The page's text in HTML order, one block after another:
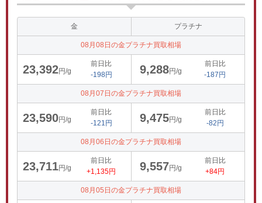
金 プラチナ
08月08日の金プラチナ買取相場
23,392円/g
前日比
-198円
9,288円/g
前日比
-187円
08月07日の金プラチナ買取相場
23,590円/g
前日比
-121円
9,475円/g
前日比
-82円
08月06日の金プラチナ買取相場
23,711円/g
前日比
+1,135円
9,557円/g
前日比
+84円
08月05日の金プラチナ買取相場